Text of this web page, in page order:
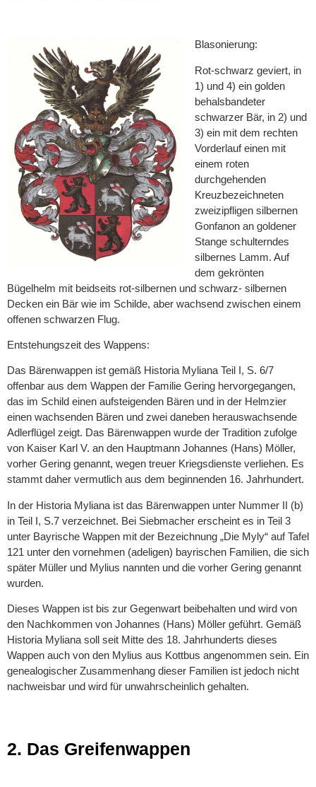
Blasonierung:
Rot-schwarz geviert, in
1) und 4) ein golden
behalsbandeter
schwarzer Bär, in 2) und
3) ein mit dem rechten
Vorderlauf einen mit
einem roten
durchgehenden
Kreuzbezeichneten
zweizipfligen silbernen
Gonfanon an goldener
Stange schulterndes
silbernes Lamm. Auf
dem gekrönten
Bügelhelm mit beidseits rot-silbernen und schwarz- silbernen
Decken ein Bär wie im Schilde, aber wachsend zwischen einem
offenen schwarzen Flug.
Entstehungszeit des Wappens:
Das Bärenwappen ist gemäß Historia Myliana Teil I, S. 6/7
offenbar aus dem Wappen der Familie Gering hervorgegangen,
das im Schild einen aufsteigenden Bären und in der Helmzier
einen wachsenden Bären und zwei daneben herauswachsende
Adlerflügel zeigt. Das Bärenwappen wurde der Tradition zufolge
von Kaiser Karl V. an den Hauptmann Johannes (Hans) Möller,
vorher Gering genannt, wegen treuer Kriegsdienste verliehen. Es
stammt daher vermutlich aus dem beginnenden 16. Jahrhundert.
In der Historia Myliana ist das Bärenwappen unter Nummer II (b)
in Teil I, S.7 verzeichnet. Bei Siebmacher erscheint es in Teil 3
unter Bayrische Wappen mit der Bezeichnung „Die Myly“ auf Tafel
121 unter den vornehmen (adeligen) bayrischen Familien, die sich
später Müller und Mylius nannten und die vorher Gering genannt
wurden.
Dieses Wappen ist bis zur Gegenwart beibehalten und wird von
den Nachkommen von Johannes (Hans) Möller geführt. Gemäß
Historia Myliana soll seit Mitte des 18. Jahrhunderts dieses
Wappen auch von den Mylius aus Kottbus angenommen sein. Ein
genealogischer Zusammenhang dieser Familien ist jedoch nicht
nachweisbar und wird für unwahrscheinlich gehalten.
2. Das Greifenwappen